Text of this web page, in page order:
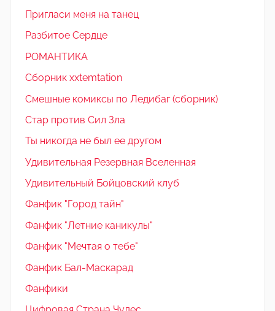
Пригласи меня на танец
Разбитое Сердце
РОМАНТИКА
Сборник xxtemtation
Смешные комиксы по Ледибаг (сборник)
Стар против Сил Зла
Ты никогда не был ее другом
Удивительная Резервная Вселенная
Удивительный Бойцовский клуб
Фанфик "Город тайн"
Фанфик "Летние каникулы"
Фанфик "Мечтая о тебе"
Фанфик Бал-Маскарад
Фанфики